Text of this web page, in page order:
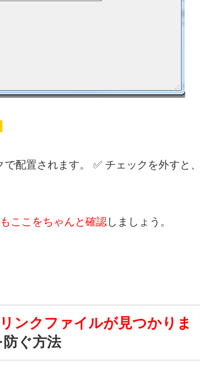
配置されます。 ✅ チェックを外すと、
ここをちゃんと確認しましょう。
ンクファイルが見つかりま
ぐ方法